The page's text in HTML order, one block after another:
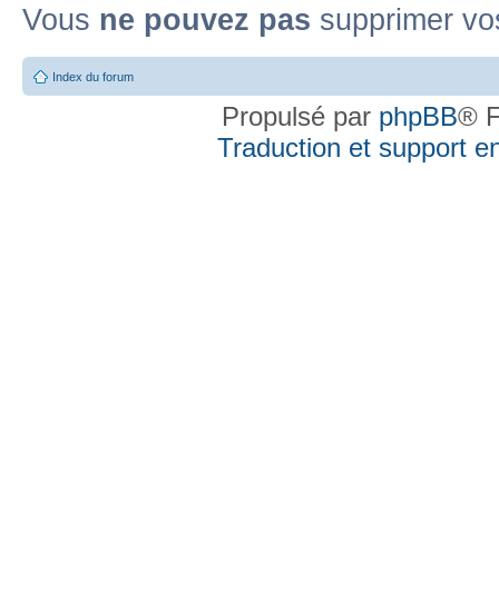
Vous ne pouvez pas supprimer
Index du forum
Propulsé par phpBB®
Traduction et support